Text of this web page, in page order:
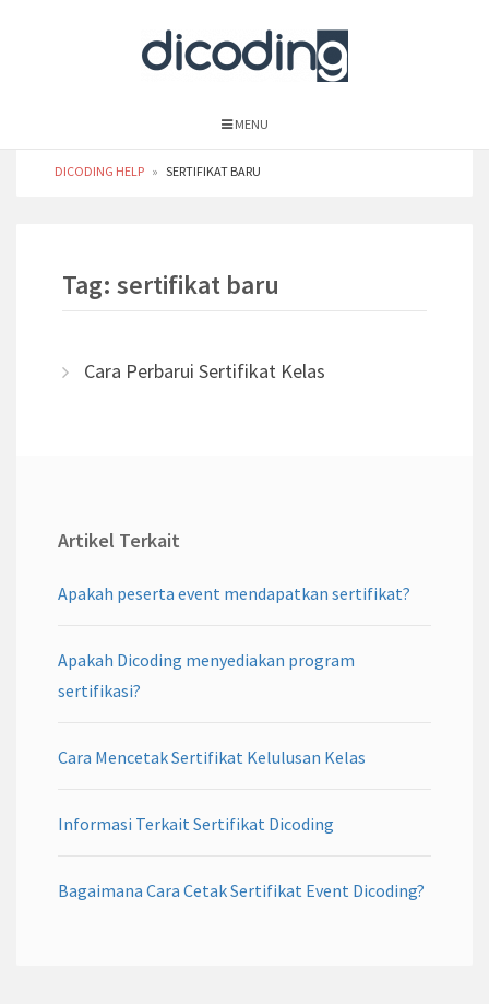
MENU
DICODING HELP » SERTIFIKAT BARU
Tag: sertifikat baru
Cara Perbarui Sertifikat Kelas
Artikel Terkait
Apakah peserta event mendapatkan sertifikat?
Apakah Dicoding menyediakan program
sertifikasi?
Cara Mencetak Sertifikat Kelulusan Kelas
Informasi Terkait Sertifikat Dicoding
Bagaimana Cara Cetak Sertifikat Event Dicoding?